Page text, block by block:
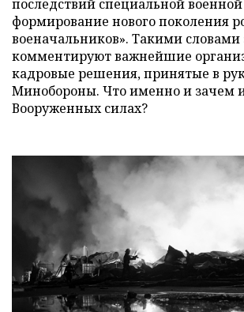
последствий специальной
формирование нового поколения
военачальников». Такими словами
комментируют важнейшие
кадровые решения, принятые в
Минобороны. Что именно и зачем
Вооруженных силах?